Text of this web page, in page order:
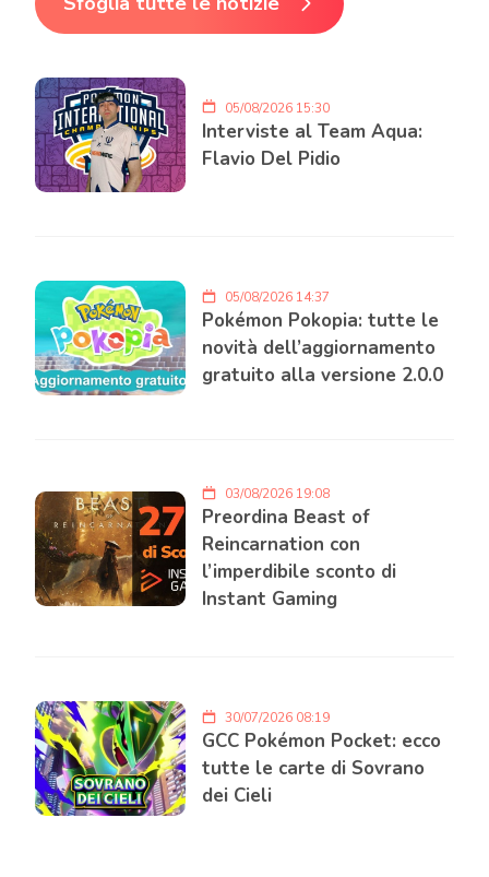
05/08/2026 15:30
Interviste al Team Aqua:
Flavio Del Pidio
05/08/2026 14:37
Pokémon Pokopia: tutte le
novità dell’aggiornamento
gratuito alla versione 2.0.0
03/08/2026 19:08
Preordina Beast of
Reincarnation con
l’imperdibile sconto di
Instant Gaming
30/07/2026 08:19
GCC Pokémon Pocket: ecco
tutte le carte di Sovrano
dei Cieli